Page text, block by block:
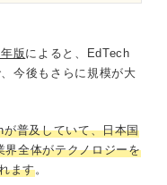
版によると、EdTech
今後もさらに規模が大
普及していて、日本国
界全体がテクノロジーを
ます。